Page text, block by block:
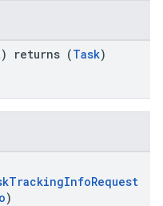
) returns (Task)
)